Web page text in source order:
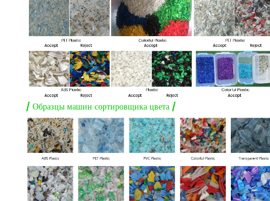
/ Образцы машин сортировщика цвета /